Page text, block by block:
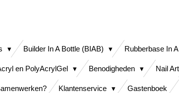
Builder In A Bottle (BIAB) Rubberbase In
en PolyAcrylGel Benodigheden Nail Art
Klantenservice Gastenboek